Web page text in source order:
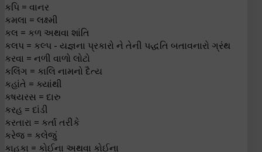
કપિ = વાનર
કમલા = લક્ષ્મી
કલ = કળ અથવા શાંતિ
કલપ = કલ્પ - યજ્ઞના પ્રકારો ને તેની પદ્ધતિ બતાવનારો ગ્રંથ
કરવા = નળી વાળો લોટો
કલિંગ = કાલિ નામનો દૈત્ય
કહાંતે = ક્યાંથી
કષયરસ = દારુ
કરહ = દાંડી
કરતારા = કર્તા તરીકે
કરેજ = કલેજું
કાહુકા = કોઈના અથવા કોઈના